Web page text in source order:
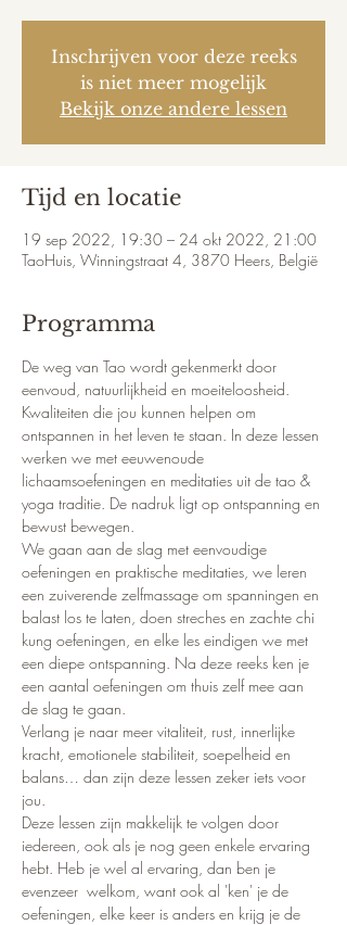
Inschrijven voor deze reeks
is niet meer mogelijk
Bekijk onze andere lessen
Tijd en locatie
19 sep 2022, 19:30 – 24 okt 2022, 21:00
TaoHuis, Winningstraat 4, 3870 Heers, België
Programma
De weg van Tao wordt gekenmerkt door
eenvoud, natuurlijkheid en moeiteloosheid.
Kwaliteiten die jou kunnen helpen om
ontspannen in het leven te staan. In deze lessen
werken we met eeuwenoude
lichaamsoefeningen en meditaties uit de tao &
yoga traditie. De nadruk ligt op ontspanning en
bewust bewegen.
We gaan aan de slag met eenvoudige
oefeningen en praktische meditaties, we leren
een zuiverende zelfmassage om spanningen en
balast los te laten, doen streches en zachte chi
kung oefeningen, en elke les eindigen we met
een diepe ontspanning. Na deze reeks ken je
een aantal oefeningen om thuis zelf mee aan
de slag te gaan.
Verlang je naar meer vitaliteit, rust, innerlijke
kracht, emotionele stabiliteit, soepelheid en
balans… dan zijn deze lessen zeker iets voor
jou.
Deze lessen zijn makkelijk te volgen door
iedereen, ook als je nog geen enkele ervaring
hebt. Heb je wel al ervaring, dan ben je
evenzeer  welkom, want ook al 'ken' je de
oefeningen, elke keer is anders en krijg je de